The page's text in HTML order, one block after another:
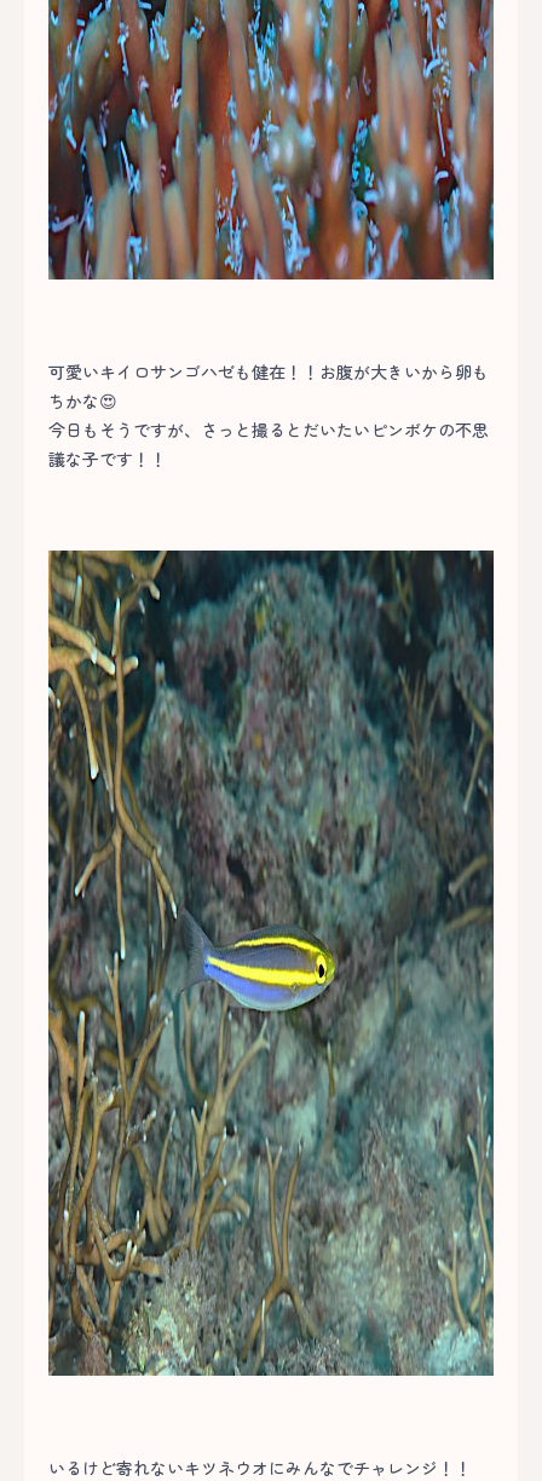
可愛いキイロサンゴハゼも健在！！お腹が大きいから卵も
ちかな😍
今日もそうですが、さっと撮るとだいたいピンボケの不思
議な子です！！
いるけど寄れないキツネウオにみんなでチャレンジ！！